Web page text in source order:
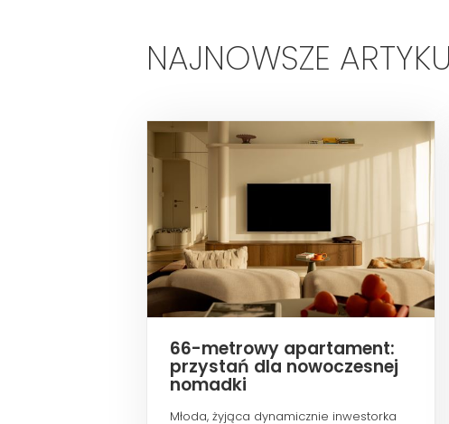
NAJNOWSZE
66-metrowy apartament:
przystań dla nowoczesnej
nomadki
Młoda, żyjąca dynamicznie inwestorka